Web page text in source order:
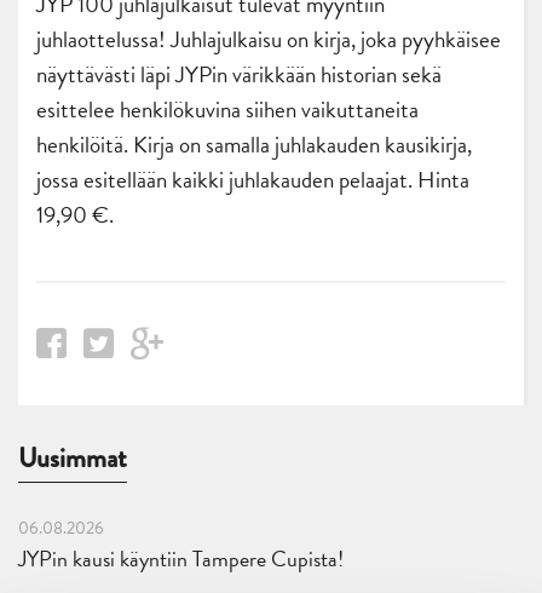
juhlaottelussa! Juhlajulkaisu on kirja, joka pyyhkäisee
näyttävästi läpi JYPin värikkään historian sekä
esittelee henkilökuvina siihen vaikuttaneita
henkilöitä. Kirja on samalla juhlakauden kausikirja,
jossa esitellään kaikki juhlakauden pelaajat. Hinta
19,90 €.
Uusimmat
06.08.2026
JYPin kausi käyntiin Tampere Cupista!